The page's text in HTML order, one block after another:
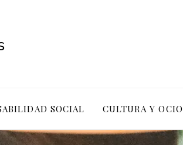
SOCIAL CULTURA Y OCIO